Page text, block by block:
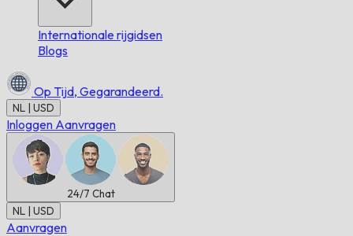
Internationale rijgidsen
Blogs
Op Tijd, Gegarandeerd.
NL | USD
Inloggen Aanvragen
24/7 Chat
NL | USD
Aanvragen